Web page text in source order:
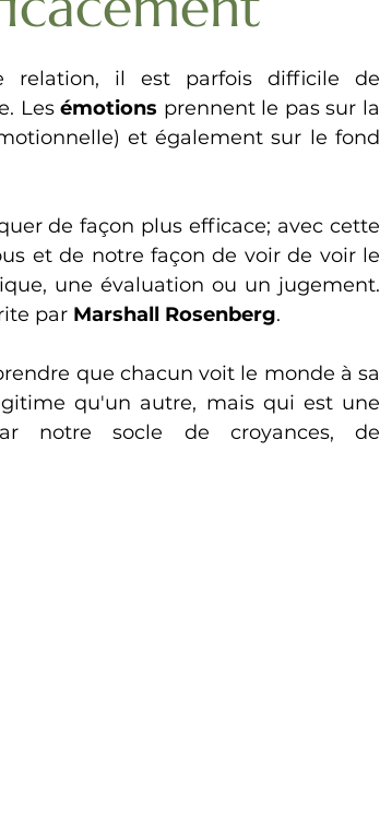
relation, il est parfois difficile de
Les émotions prennent le pas sur la
et également sur le fond
de façon plus efficace; avec cette
et de notre façon de voir de voir le
une évaluation ou un jugement.
par Marshall Rosenberg.
que chacun voit le monde à sa
qu'un autre, mais qui est une
notre socle de croyances, de